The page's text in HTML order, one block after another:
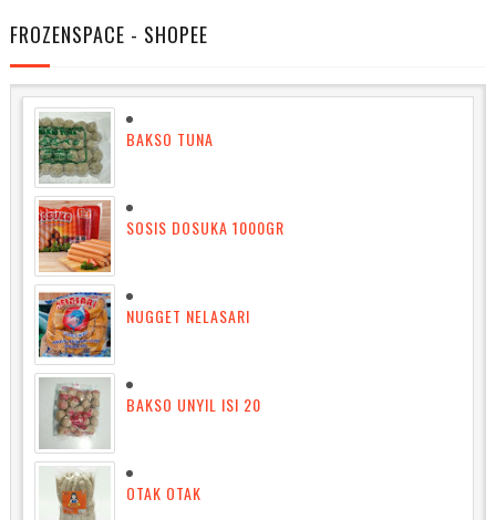
FROZENSPACE - SHOPEE
BAKSO TUNA
SOSIS DOSUKA 1000GR
NUGGET NELASARI
BAKSO UNYIL ISI 20
OTAK OTAK